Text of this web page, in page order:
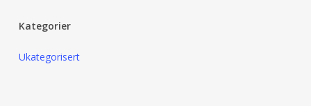
Kategorier
Ukategorisert